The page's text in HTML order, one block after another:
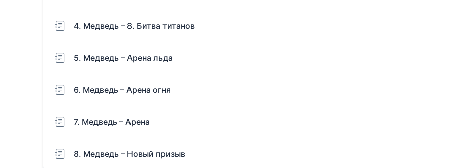
4. Медведь – 8. Битва титанов
5. Медведь – Арена льда
6. Медведь – Арена огня
7. Медведь – Арена
8. Медведь – Новый призыв